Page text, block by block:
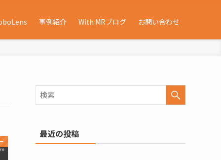
事例紹介 With MRブログ お問い合わせ
最近の投稿